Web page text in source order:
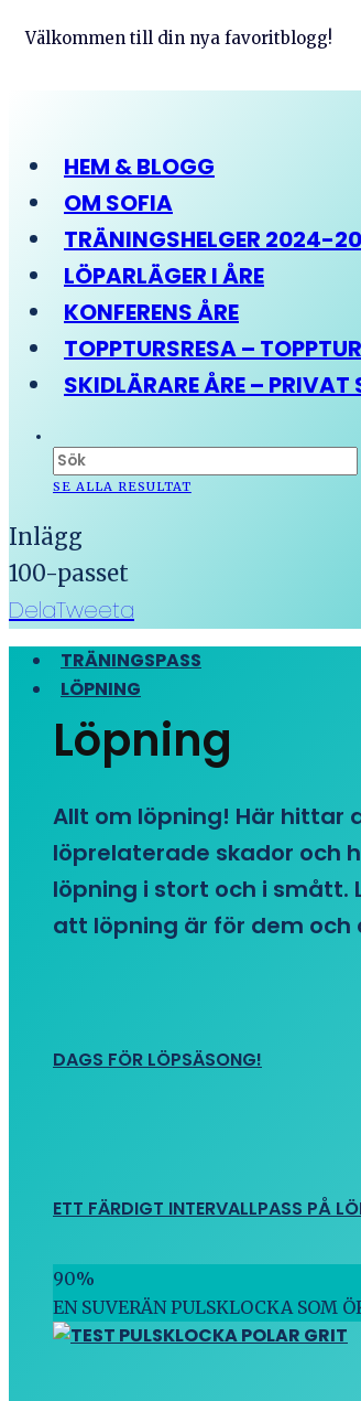
Välkommen till din nya favoritblogg!
HEM & BLOGG
OM SOFIA
TRÄNINGSHELGER 2024-
LÖPARLÄGER I ÅRE
KONFERENS ÅRE
TOPPTURSRESA –
SKIDLÄRARE ÅRE –
SE ALLA RESULTAT
Inlägg
100-passet
DelaTweeta
TRÄNINGSPASS
LÖPNING
Löpning
Allt om löpning! Här hittar
löprelaterade skador och
löpning i stort och i smått.
att löpning är för dem och
DAGS FÖR LÖPSÄSONG!
ETT FÄRDIGT INTERVALLPASS PÅ
90%
EN SUVERÄN PULSKLOCKA SOM